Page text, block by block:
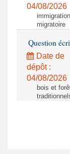
04/08/2026
migratoire
Question
Date de
dépôt :
04/08/2026
bois et